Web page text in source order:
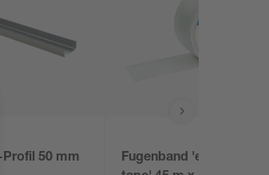
Profil 50 mm
Fugenband 'easy-